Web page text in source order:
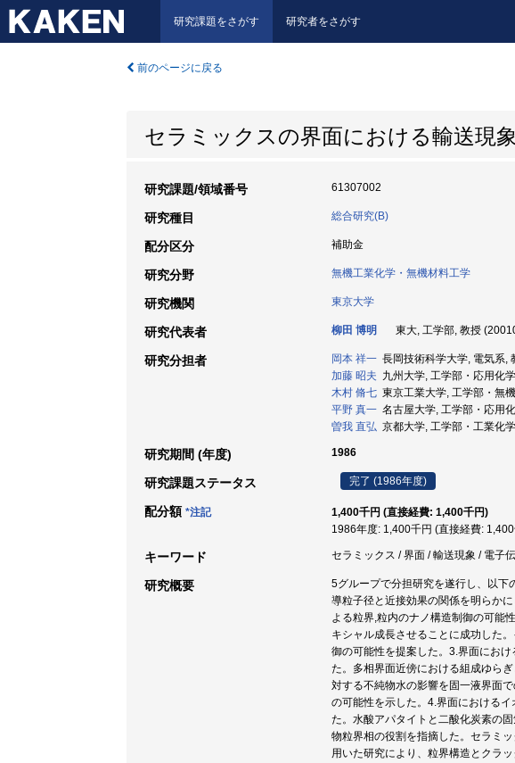
研究課題をさがす 研究者をさがす
前のページに戻る
セラミックスの界面における輸送現象
研究課題/領域番号 61307002
研究種目 総合研究(B)
配分区分 補助金
研究分野 無機工業化学・無機材料工学
研究機関 東京大学
研究代表者 柳田 博明 東大, 工学部, 教授
研究分担者 岡本 祥一 長岡技術科学大学, 電気系,
加藤 昭夫 九州大学, 工学部・応用化
木村 脩七 東京工業大学, 工学部・無
平野 真一 名古屋大学, 工学部・応用
曽我 直弘 京都大学, 工学部・工業化
研究期間 (年度) 1986
研究課題ステータス 完了 (1986年度)
配分額 *注記
1,400千円 (直接経費: 1,400千円)
1986年度: 1,400千円 (直接経費:
キーワード セラミックス / 界面 / 輸送現象 / 電子
研究概要
5グループで分担研究を遂行し、以
導粒子径と近接効果の関係を明らか
よる粒界,粒内のナノ構造制御の可能
キシャル成長させることに成功した
御の可能性を提案した。3.界面にお
た。多相界面近傍における組成ゆら
対する不純物水の影響を固一液界面
の可能性を示した。4.界面における
た。水酸アパタイトと二酸化炭素の
物粒界相の役割を指摘した。セラミ
用いた研究により、粒界構造とクラ